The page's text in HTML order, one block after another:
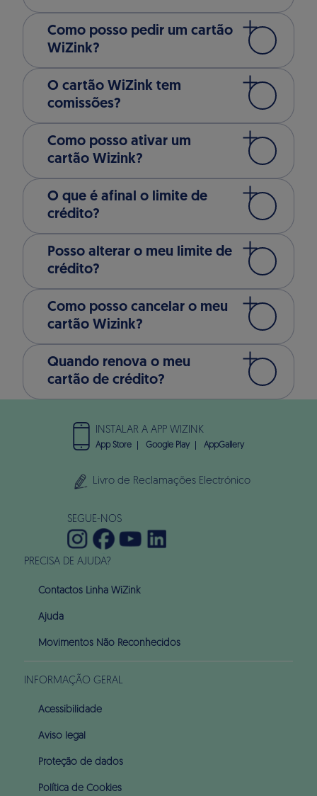
Como posso pedir um cartão
WiZink?
O cartão WiZink tem
comissões?
Como posso ativar um
cartão Wizink?
O que é afinal o limite de
crédito?
Posso alterar o meu limite de
crédito?
Como posso cancelar o meu
cartão Wizink?
Quando renova o meu
cartão de crédito?
PRECISA DE AJUDA?
Contactos Linha WiZink
Ajuda
Movimentos Não Reconhecidos
INFORMAÇÃO GERAL
Acessibilidade
Aviso legal
Proteção de dados
Política de Cookies
INSTALAR A APP WIZINK
App Store Google Play AppGallery
Livro de Reclamações Electrónico
SEGUE-NOS